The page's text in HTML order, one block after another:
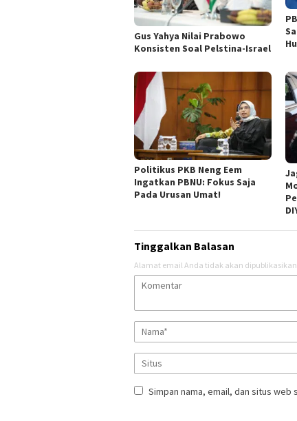
Gus Yahya Nilai Prabowo
Konsisten Soal Pelstina-Israel
Politikus PKB Neng Eem
Ingatkan PBNU: Fokus Saja
Pada Urusan Umat!
Tinggalkan Balasan
Alamat email Anda tidak akan
Simpan nama, email, dan situs